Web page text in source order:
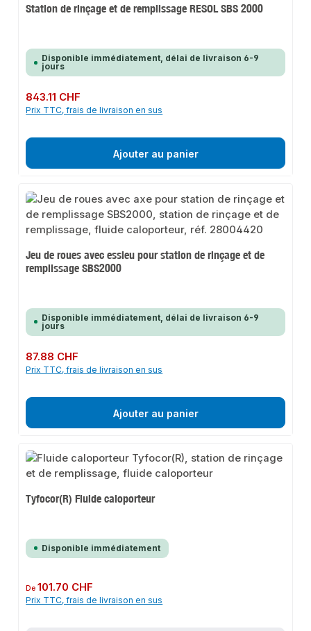
Station de rinçage et de remplissage RESOL SBS 2000
Disponible immédiatement, délai de livraison 6-9
jours
Prix régulier :
843.11 CHF
Prix TTC, frais de livraison en sus
Ajouter au panier
Jeu de roues avec essieu pour station de rinçage et de
remplissage SBS2000
Disponible immédiatement, délai de livraison 6-9
jours
Prix régulier :
87.88 CHF
Prix TTC, frais de livraison en sus
Ajouter au panier
Tyfocor(R) Fluide caloporteur
Disponible immédiatement
Prix régulier :
De101.70 CHF
Prix TTC, frais de livraison en sus